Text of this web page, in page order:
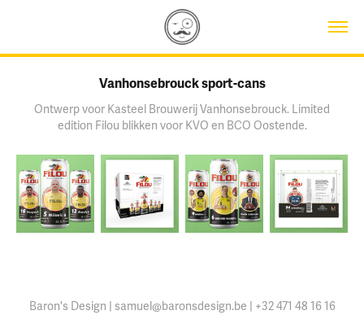
Vanhonsebrouck sport-cans
Ontwerp voor Kasteel Brouwerij Vanhonsebrouck. Limited
edition Filou blikken voor KVO en BCO Oostende.
Baron's Design | samuel@baronsdesign.be | +32 471 48 16 16